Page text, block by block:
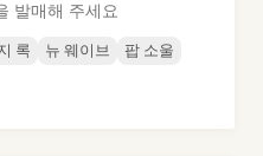
발매해 주세요
록 뉴 웨이브
팝 소울